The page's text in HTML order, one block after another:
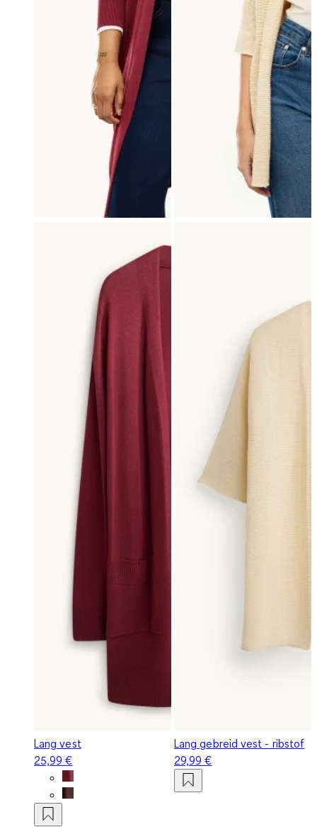
Lang vest
25,99 €
Lang gebreid vest - ribstof
29,99 €